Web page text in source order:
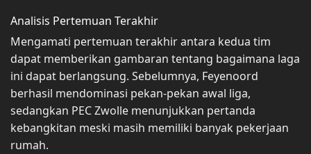
Analisis Pertemuan Terakhir
Mengamati pertemuan terakhir antara kedua tim
dapat memberikan gambaran tentang bagaimana laga
ini dapat berlangsung. Sebelumnya, Feyenoord
berhasil mendominasi pekan-pekan awal liga,
sedangkan PEC Zwolle menunjukkan pertanda
kebangkitan meski masih memiliki banyak pekerjaan
rumah.